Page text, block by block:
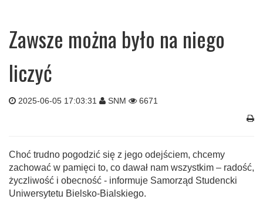
Zawsze można było na niego
liczyć
2025-06-05 17:03:31 SNM 6671
Choć trudno pogodzić się z jego odejściem, chcemy
zachować w pamięci to, co dawał nam wszystkim – radość,
życzliwość i obecność - informuje Samorząd Studencki
Uniwersytetu Bielsko-Bialskiego.